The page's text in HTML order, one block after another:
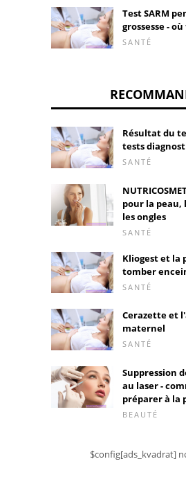
Test SARM
grossesse -
SANTÉ
Résultat du
tests
SANTÉ
pour la peau,
les ongles
SANTÉ
Kliogest et la
tomber
SANTÉ
Cerazette et
maternel
SANTÉ
Suppression
au laser -
préparer à la
BEAUTÉ
$config[ads_kvadrat]